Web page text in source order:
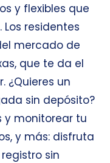
y flexibles que
residentes
mercado de
que te da el
¿Quieres un
sin depósito?
y monitorear tu
y más: disfruta
sin